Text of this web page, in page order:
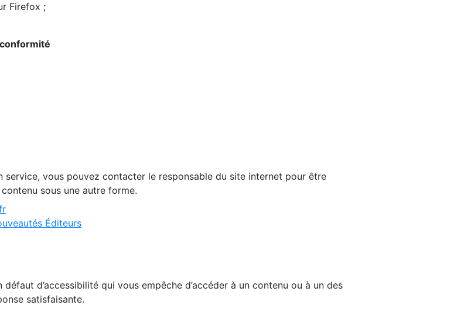
Firefox ;
service, vous pouvez contacter le responsable du site internet pour être
sous une autre forme.
Éditeurs
d’accessibilité qui vous empêche d’accéder à un contenu ou à un des
satisfaisante.